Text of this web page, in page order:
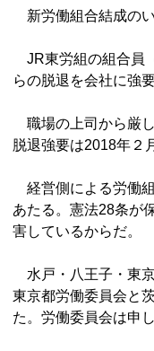
新労働組合結成の
JR東労組の組合員
らの脱退を会社に強
職場の上司から厳
脱退強要は2018年２
経営側による労働
あたる。憲法28条が
害しているからだ。
水戸・八王子・東
東京都労働委員会と
た。労働委員会は申